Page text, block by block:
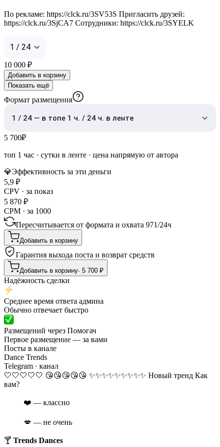
По рекламе: https://clck.ru/3SV53S Пригласить друзей:
https://clck.ru/3SjCA7 Cотрудники: https://clck.ru/3SYELK
1 / 24
10 000 ₽
Добавить в корзину
Показать ещё
Формат размещения
1 / 24 — в топе 1 ч. / 24 ч. в ленте
5 700₽
топ 1 час · сутки в ленте · цена напрямую от автора
💎Эффективность за эти деньги
5,9 ₽
CPV · за показ
5 870 ₽
CPM · за 1000
Пересчитывается от формата и охвата 971/24ч
Добавить в корзину
Гарантия выхода поста и возврат средств
Добавить в корзину· 5 700 ₽
Надёжность сделки
Среднее время ответа админа
Обычно отвечает быстро
Размещений через Помогач
Первое размещение — за вами
Посты в канале
Dance Trends
Telegram · канал
​​🤍🤍🤍🤍🤍 😘😘😘😘😘 ✨✨✨✨✨✨✨✨✨ Новый тренд Как
вам?
❤️ — классно
💋 — не очень
🍸 Trends Dances